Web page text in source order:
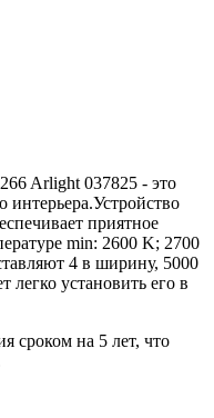
Arlight 037825 - это
интерьера.Устройство
приятное
min: 2600 K; 2700
4 в ширину, 5000
легко установить его в
сроком на 5 лет, что